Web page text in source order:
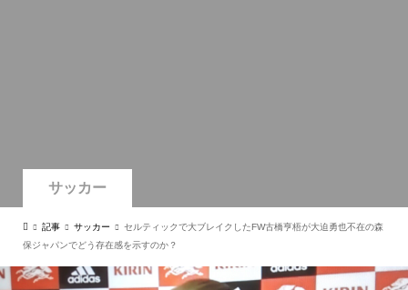
サッカー
記事 サッカー
セルティックで大ブレイクしたFW古橋亨梧が大迫勇也不在の森
保ジャパンでどう存在感を示すのか？